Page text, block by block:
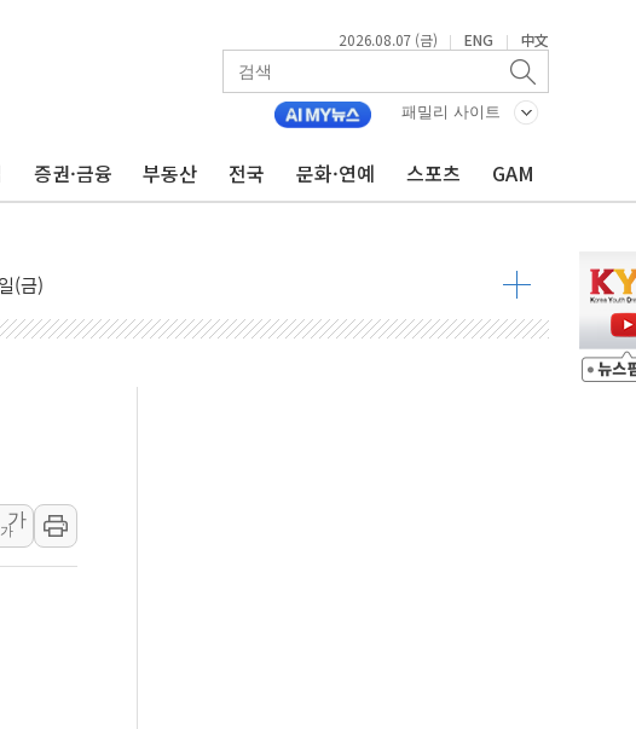
2026.08.07 (금) | ENG | 中文
패밀리 사이트
증권·금융 부동산 전국 문화·연예 스포츠 GAM
길·정청래·김민석 후보 - 8월 7일
점검 2차 회의…주택 공급 대책 막바지 조율할 듯
호르무즈 통항 금지 법안 검토
화하며 대부분 상승… "2분기 기업 순이익 21% 증가" 전망
젠슨 황 재회…로봇·AI 데이터센터·모빌리티 구체화
선물 AI주 차익실현 속 혼조세...웨스턴디지털·샌디스크↓
사일 발사에 긴급 안보 점검회의
둔화·호르무즈 재개방 기대에 강세
가
가